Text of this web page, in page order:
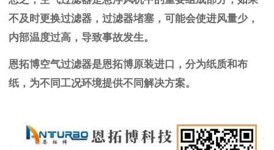
不及时更换过滤器，过滤器堵塞，可能会使进风量少，
内部温度过高，导致事故发生。
恩拓博空气过滤器是恩拓博原装进口，分为纸质和布
纸，为不同工况环境提供不同解决方案。